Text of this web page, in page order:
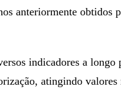
anteriormente obtidos
indicadores a longo
atingindo